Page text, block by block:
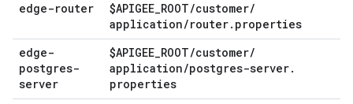
edge-router
$APIGEE_ROOT/customer/
application/router. properties
edge-
postgres-
server
$APIGEE_ROOT/customer/
application/postgres-server.
properties